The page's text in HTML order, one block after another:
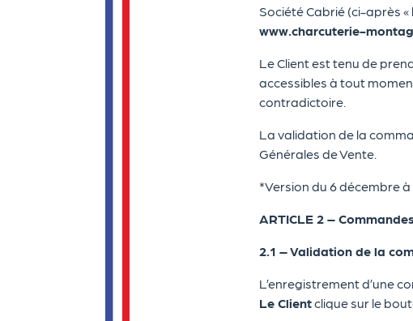
Société Cabrié (ci-après
www.charcuterie-
Le Client est tenu de
accessibles à tout
contradictoire.
La validation de la
Générales de Vente.
*Version du 6 décembre à
ARTICLE 2 – Commandes
2.1 – Validation de la
L’enregistrement d’une
Le Clientclique sur le